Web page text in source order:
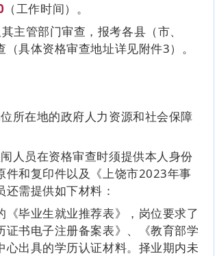
（工作时间）。
主管部门审查，报考各县（市、
具体资格审查地址详见附件3）。
所在地的政府人力资源和社会保障
人员在资格审查时须提供本人身份
件和复印件以及《上饶市2023年事
需提供如下材料：
毕业生就业推荐表》，岗位要求了
书电子注册备案表》、《教育部学
出具的学历认证材料。择业期内未